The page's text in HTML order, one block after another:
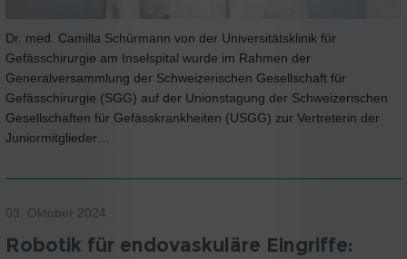
Dr. med. Camilla Schürmann von der Universitätsklinik für
Gefässchirurgie am Inselspital wurde im Rahmen der
Generalversammlung der Schweizerischen Gesellschaft für
Gefässchirurgie (SGG) auf der Unionstagung der Schweizerischen
Gesellschaften für Gefässkrankheiten (USGG) zur Vertreterin der
Juniormitglieder…
03. Oktober 2024
Robotik für endovaskuläre Eingriffe: